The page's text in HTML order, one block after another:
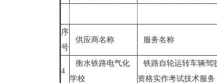
序
号
供应商名称 服务名称
4
衡水铁路电气化
学校
铁路自轮运转车辆驾
资格实作考试技术服